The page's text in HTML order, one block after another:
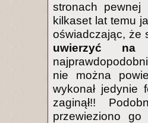
stronach pewnej
kilkaset lat temu
oświadczając, że
uwierzyć na
nie można
wykonał
zaginął!!
przewieziono